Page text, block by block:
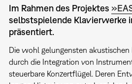
Im Rahmen des Projektes
selbstspielende Klavierwerke
präsentiert.
Die wohl gelungensten
durch die Integration von
steuerbare Konzertflügel. Deren